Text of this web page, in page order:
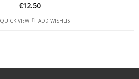
€12.50
QUICK VIEW ADD WISHLIST